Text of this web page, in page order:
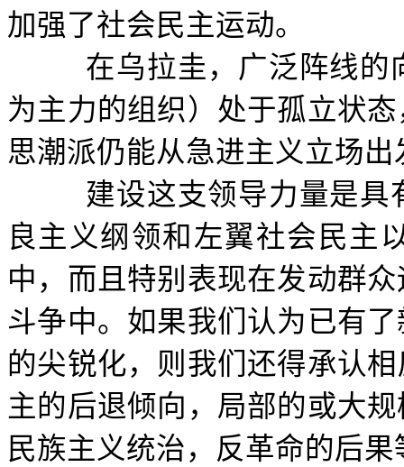
加强了社会民主运动。
在乌拉圭，广泛阵线的
为主力的组织）处于孤立状
思潮派仍能从急进主义立场
建设这支领导力量是
良主义纲领和左翼社会民主
中，而且特别表现在发动群
斗争中。如果我们认为已有
的尖锐化，则我们还得承认
主的后退倾向，局部的或大
民族主义统治，反革命的后果